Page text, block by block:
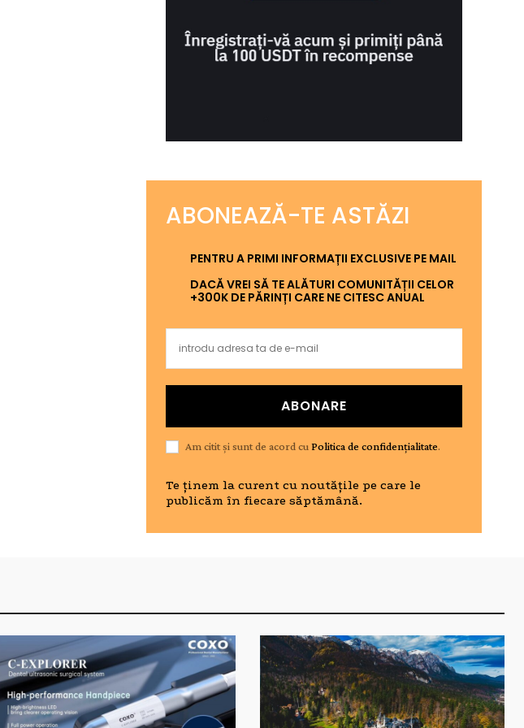
ABONEAZĂ-TE ASTĂZI
PENTRU A PRIMI INFORMAȚII EXCLUSIVE PE MAIL
DACĂ VREI SĂ TE ALĂTURI COMUNITĂȚII CELOR
+300K DE PĂRINȚI CARE NE CITESC ANUAL
ABONARE
Am citit și sunt de acord cuPolitica de confidențialitate.
Te ținem la curent cu noutățile pe care le
publicăm în fiecare săptămână.